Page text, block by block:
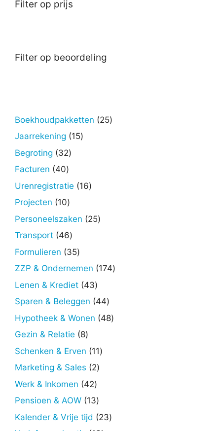
Filter op prijs
Filter op beoordeling
Boekhoudpakketten 2525
Jaarrekening 1515
Begroting 3232
Facturen 4040
producten
Urenregistratie 1616
Projecten 1010
producten
Personeelszaken 2525
Transport 4646
producten
Formulieren 3535
producten
ZZP & Ondernemen 174174
Lenen & Krediet 4343
producten
Sparen & Beleggen 4444
producten
Hypotheek & Wonen 4848
Gezin & Relatie 88
producten
Schenken & Erven 1111
Marketing & Sales 22
Werk & Inkomen 4242
producten
Pensioen & AOW 1313
producten
Kalender & Vrije tijd 2323